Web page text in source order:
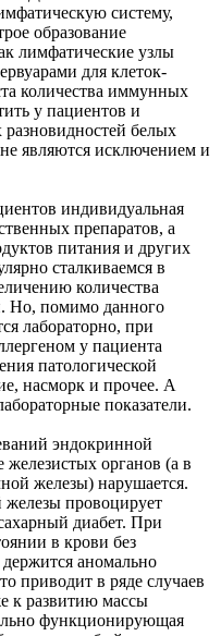
систему,
образование
лимфатические узлы
для клеток-
количества иммунных
у пациентов и
разновидностей белых
являются исключением и
индивидуальная
препаратов, а
питания и других
сталкиваемся в
количества
Но, помимо данного
лабораторно, при
у пациента
патологической
насморк и прочее. А
показатели.
эндокринной
органов (а в
железы) нарушается.
провоцирует
диабет. При
в крови без
аномально
приводит в ряде случаев
к развитию массы
функционирующая